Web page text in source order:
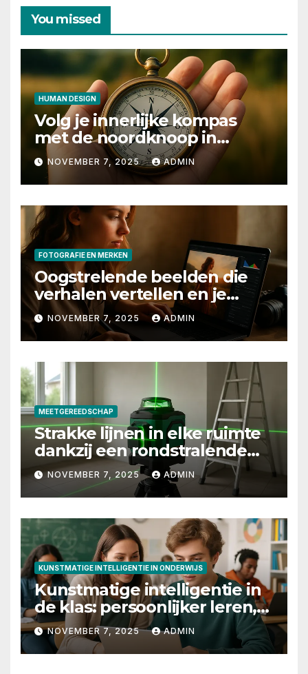
You missed
HUMAN DESIGN
Volg je innerlijke kompas
met de noordknoop in
human design
NOVEMBER 7, 2025 ADMIN
FOTOGRAFIE EN MERKEN
Oogstrelende beelden die
verhalen vertellen en je
merk laten stralen
NOVEMBER 7, 2025 ADMIN
MEETGEREEDSCHAP
Strakke lijnen in elke ruimte
dankzij een rondstralende
laserwaterpas
NOVEMBER 7, 2025 ADMIN
KUNSTMATIGE INTELLIGENTIE IN ONDERWIJS
Kunstmatige intelligentie in
de klas: persoonlijker leren,
slimmere feedback en
betere toetsing
NOVEMBER 7, 2025 ADMIN